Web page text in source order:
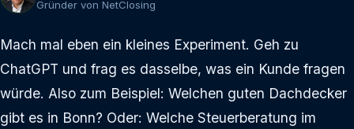
Gründer von NetClosing
Mach mal eben ein kleines Experiment. Geh zu
ChatGPT und frag es dasselbe, was ein Kunde fragen
würde. Also zum Beispiel: Welchen guten Dachdecker
gibt es in Bonn? Oder: Welche Steuerberatung im